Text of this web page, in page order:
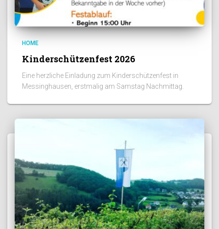
HOME
Kinderschützenfest 2026
Eine herzliche Einladung zum Kinderschützenfest in
Messinghausen, erstmalig am Samstag Nachmittag.